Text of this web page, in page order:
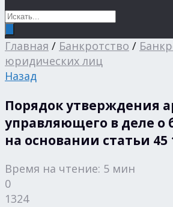
Главная / Банкротство /
юридических лиц
Назад
Порядок утверждения
управляющего в деле о
на основании статьи 45
Время на чтение: 5 мин
0
1324